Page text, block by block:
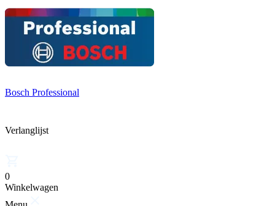
Bosch Professional
Verlanglijst
0
Winkelwagen